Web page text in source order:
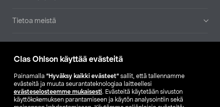
Clas Ohlson käyttää evästeitä
Painamalla ”Hyväksy kaikki evästeet” sallit, että tallennamme
evästeitä ja muuta seurantateknologiaa laitteellesi
evästeselosteemme mukaisesti. Evästeitä käytetään sivuston
käyttökokemuksen parantamiseen ja käytön analysointiin sekä
Tietoa meistä
Etsi myymälä